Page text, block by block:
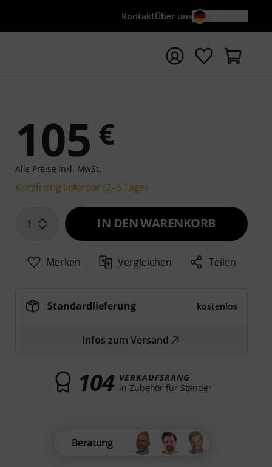
KontaktÜber uns
mit Suchwort {searchTerm} starten
105 €
Alle Preise inkl. MwSt.
Kurzfristig lieferbar (2–5 Tage)
1 IN DEN WARENKORB
Merken Vergleichen Teilen
Standardlieferung kostenlos
Infos zum Versand
104 VERKAUFSRANG
in Zubehör für Ständer
Beratung